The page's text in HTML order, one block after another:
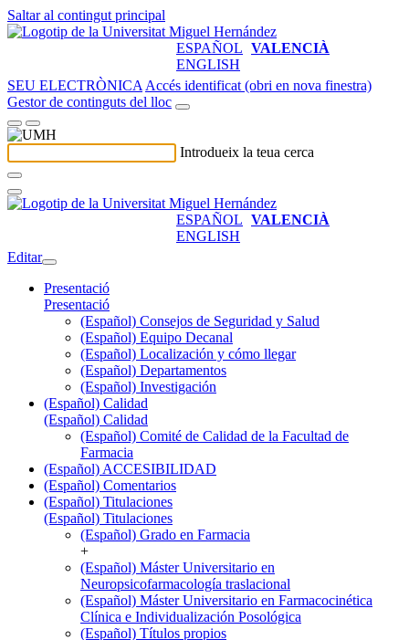
Saltar al contingut principal
ESPAÑOL VALENCIÀ
ENGLISH
SEU ELECTRÒNICA Accés identificat (obri en nova finestra)
Gestor de continguts del lloc
Introdueix la teua cerca
ESPAÑOL VALENCIÀ
ENGLISH
Editar
Presentació
Presentació
(Español) Consejos de Seguridad y Salud
(Español) Equipo Decanal
(Español) Localización y cómo llegar
(Español) Departamentos
(Español) Investigación
(Español) Calidad
(Español) Calidad
(Español) Comité de Calidad de la Facultad de
Farmacia
(Español) ACCESIBILIDAD
(Español) Comentarios
(Español) Titulaciones
(Español) Titulaciones
(Español) Grado en Farmacia
+
(Español) Máster Universitario en
Neuropsicofarmacología traslacional
(Español) Máster Universitario en Farmacocinética
Clínica e Individualización Posológica
(Español) Títulos propios